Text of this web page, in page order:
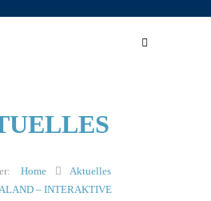
Home
Aktuelles
– INTERAKTIVE